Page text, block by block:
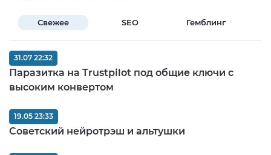
Свежее SEO Гемблинг
Паразитка на Trustpilot под общие ключи с
высоким конвертом
31.07 22:32
Советский нейротрэш и альтушки
19.05 23:33